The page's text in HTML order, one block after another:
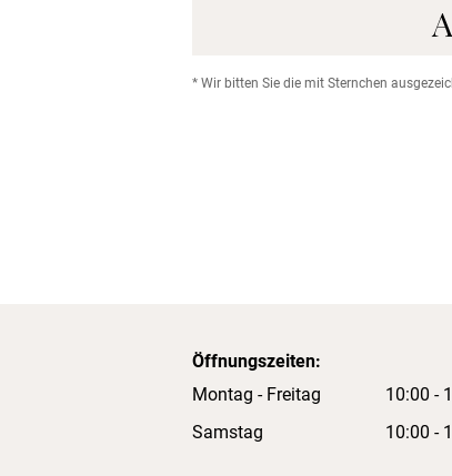
* Wir bitten Sie die mit Sternchen
Öffnungszeiten:
Montag - Freitag
10:00 -
Samstag
10:00 -